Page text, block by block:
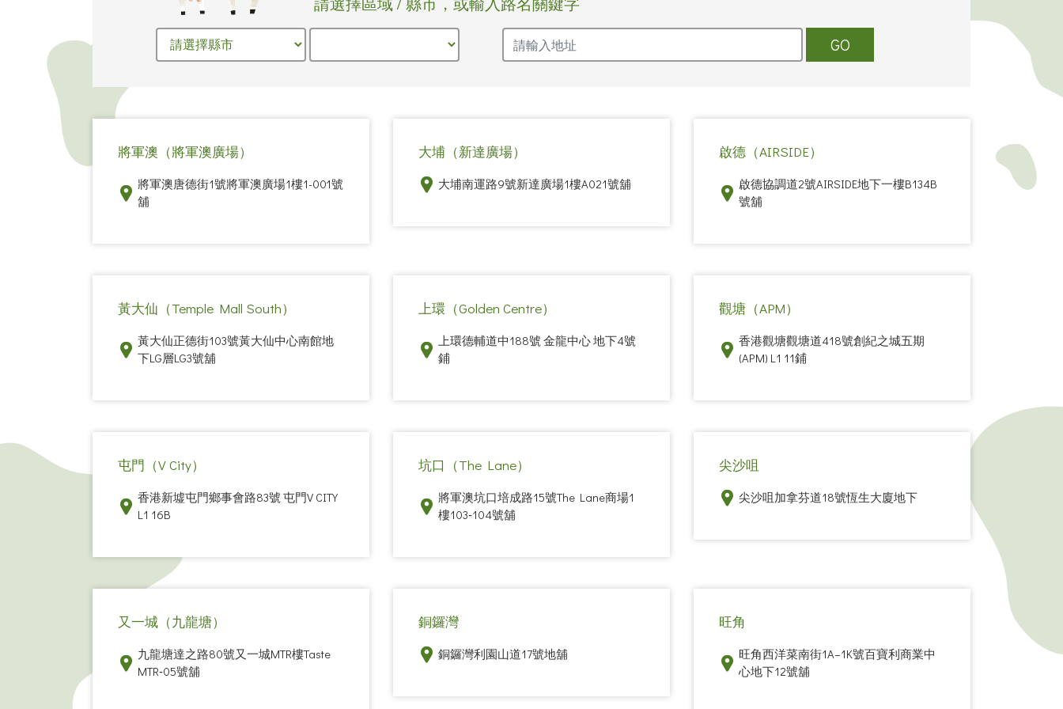
GO
將軍澳（將軍澳廣場）
將軍澳唐德街1號將軍澳廣場1樓1-001號
舖
大埔（新達廣場）
大埔南運路9號新達廣場1樓A021號舖
啟德（AIRSIDE）
啟德協調道2號AIRSIDE地下一樓B134B
號舖
黃大仙（Temple Mall South）
黃大仙正德街103號黃大仙中心南館地
下LG層LG3號舖
上環（Golden Centre）
上環德輔道中188號 金龍中心 地下4號
鋪
觀塘（APM）
香港觀塘觀塘道418號創紀之城五期
(APM) L1 11鋪
屯門（V City）
香港新墟屯門鄉事會路83號 屯門V CITY
L1 16B
坑口（The Lane）
將軍澳坑口培成路15號The Lane商場1
樓103‑104號舖
尖沙咀
尖沙咀加拿芬道18號恆生大廈地下
又一城（九龍塘）
九龍塘達之路80號又一城MTR樓Taste
MTR‑05號舖
銅鑼灣
銅鑼灣利園山道17號地舖
旺角
旺角西洋菜南街1A–1K號百寶利商業中
心地下12號舖